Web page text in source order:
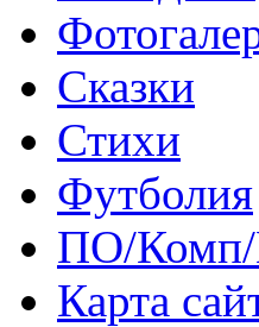
Сказки
Стихи
Футболия
ПО/Комп/
Карта